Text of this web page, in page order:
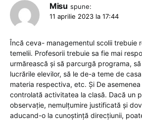
Misu spune:
11 aprilie 2023 la 17:44
Încă ceva- managementul scolii trebuie
temelii. Profesorii trebuie sa fie mai
urmărească și să parcurgă programa,
lucrările elevilor, să le de-a teme de
materia respectiva, etc. Și De
controlată activitatea la clasă. Dacă un
observație, nemulțumire justificată și
aducand-o la cunoștință direcțiunii,